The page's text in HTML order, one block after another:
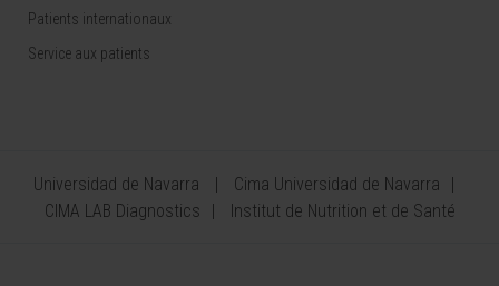
Patients internationaux
Service aux patients
Universidad de Navarra
Cima Universidad de Navarra
CIMA LAB Diagnostics
Institut de Nutrition et de Santé